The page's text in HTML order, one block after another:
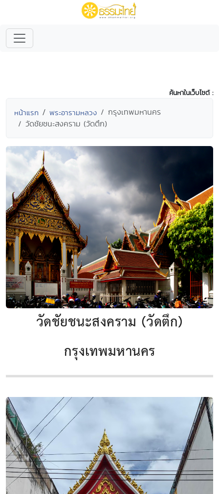
ค้นหาในเว็บไซต์ :
หน้าแรก พระอารามหลวง
กรุงเทพมหานคร
วัดชัยชนะสงคราม (วัดตึก)
วัดชัยชนะสงคราม (วัดตึก)
กรุงเทพมหานคร